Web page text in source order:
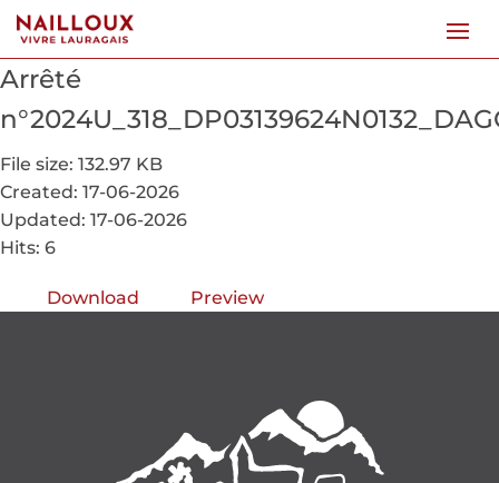
Arrêté
File size: 132.97 KB
Created: 17-06-2026
Updated: 17-06-2026
Hits: 6
Download Preview